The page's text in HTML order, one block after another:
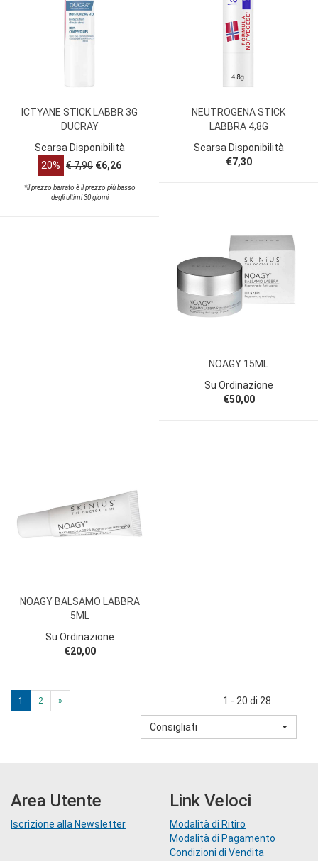
ICTYANE STICK LABBR 3G
DUCRAY
Scarsa Disponibilità
20% € 7,90 €6,26
*il prezzo barrato è il prezzo più basso
degli ultimi 30 giorni
NEUTROGENA STICK
LABBRA 4,8G
Scarsa Disponibilità
€7,30
NOAGY 15ML
Su Ordinazione
€50,00
NOAGY BALSAMO LABBRA
5ML
Su Ordinazione
€20,00
1 2 » 1 - 20 di 28
Consigliati
Area Utente
Iscrizione alla Newsletter
Link Veloci
Modalità di Ritiro
Modalità di Pagamento
Condizioni di Vendita